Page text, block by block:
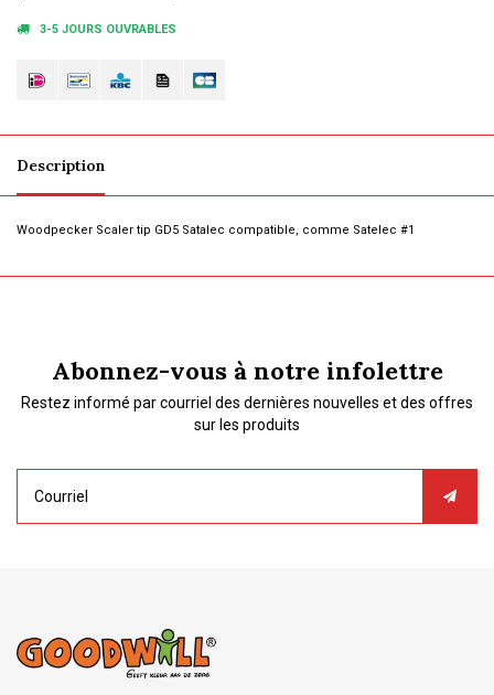
3-5 JOURS OUVRABLES
Description
Woodpecker Scaler tip GD5 Satalec compatible, comme Satelec #1
Abonnez-vous à notre infolettre
Restez informé par courriel des dernières nouvelles et des offres
sur les produits